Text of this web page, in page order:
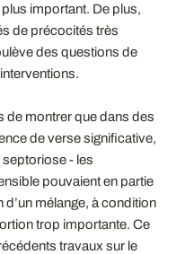
important. De plus,
de précocités très
des questions de
de montrer que dans des
de verse significative,
- les
pouvaient en partie
mélange, à condition
trop importante. Ce
travaux sur le